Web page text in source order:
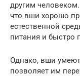
другим
что вши хорошо
естественной
питания и быстро
Однако, вши умеют
позволяет им